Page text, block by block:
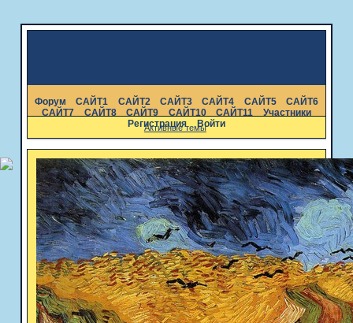
Форум САЙТ1 САЙТ2 САЙТ3 САЙТ4 САЙТ5
САЙТ6
САЙТ7
САЙТ8 САЙТ9 САЙТ10 САЙТ11
Участники
Регистрация
Войти
Активные темы